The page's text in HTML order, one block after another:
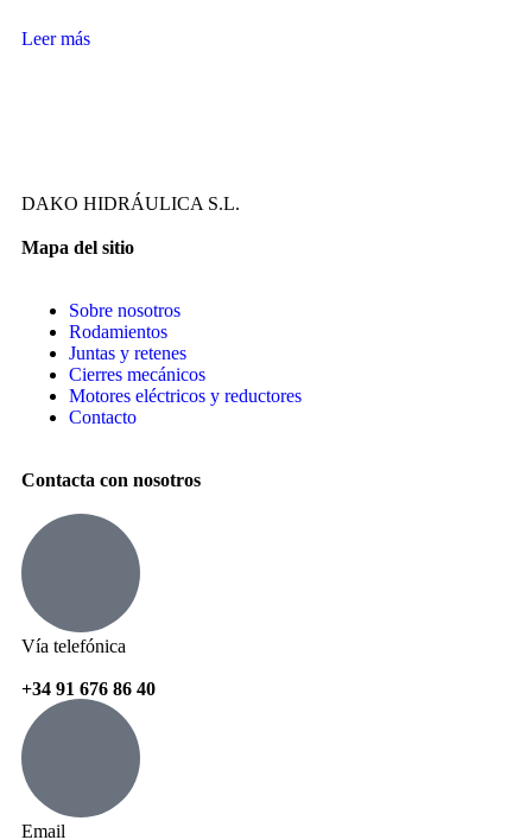
Leer más
DAKO HIDRÁULICA S.L.
Mapa del sitio
Sobre nosotros
Rodamientos
Juntas y retenes
Cierres mecánicos
Motores eléctricos y reductores
Contacto
Contacta con nosotros
Vía telefónica
+34 91 676 86 40
Email